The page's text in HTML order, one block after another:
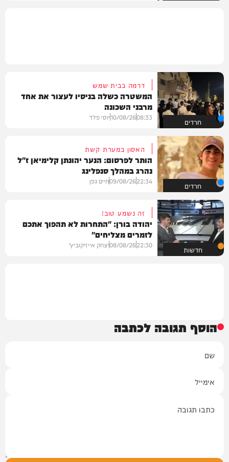
חרדים
דרמה בבית שמש
המשטרה כשלה בניסיו לעצור את אחד
מרבני השכונה
08:33
10/08/26יוסי פלד
חרדים
האסון במערת קשת
הותר לפרסום: הנער יהונתן קלימיאן ז"ל
נהרג במהלך סנפלינג
22:34
09/08/26חיים גפן
חדשות
זה נשמע טוב!
יהודה בורן: "התחרות לא תהפוך אתכם
לזמרים מצליחים"
22:30
08/08/26יצחק אייזיקוביץ'
הוסף תגובה לכתבה